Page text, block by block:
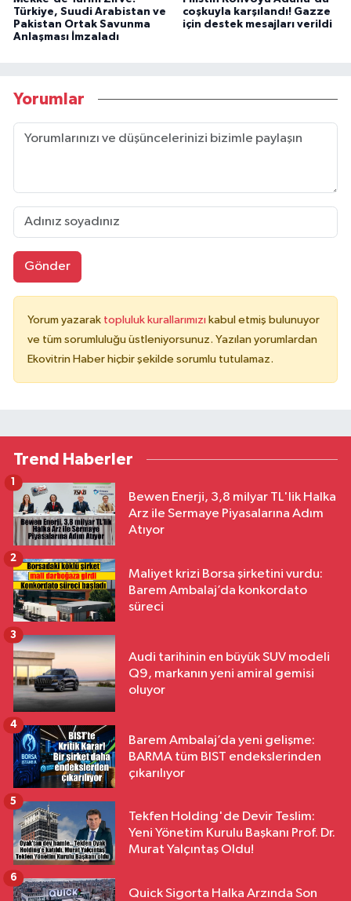
Türkiye, Suudi Arabistan ve
Pakistan Ortak Savunma
Anlaşması İmzaladı
coşkuyla karşılandı! Gazze
için destek mesajları verildi
Yorumlar
Gönder
Yorum yazarak topluluk kurallarımızı kabul etmiş bulunuyor
ve tüm sorumluluğu üstleniyorsunuz. Yazılan yorumlardan
Ekovitrin Haber hiçbir şekilde sorumlu tutulamaz.
Trend Haberler
Bewen Enerji, 3,8 milyar TL'lik Halka
Arz ile Sermaye Piyasalarına Adım
Atıyor
1
Maliyet krizi Borsa şirketini vurdu:
Barem Ambalaj’da konkordato
süreci
2
Audi tarihinin en büyük SUV modeli
Q9, markanın yeni amiral gemisi
oluyor
3
Barem Ambalaj’da yeni gelişme:
BARMA tüm BIST endekslerinden
çıkarılıyor
4
Tekfen Holding'de Devir Teslim:
Yeni Yönetim Kurulu Başkanı Prof. Dr.
Murat Yalçıntaş Oldu!
5
Quick Sigorta Halka Arzında Son
6